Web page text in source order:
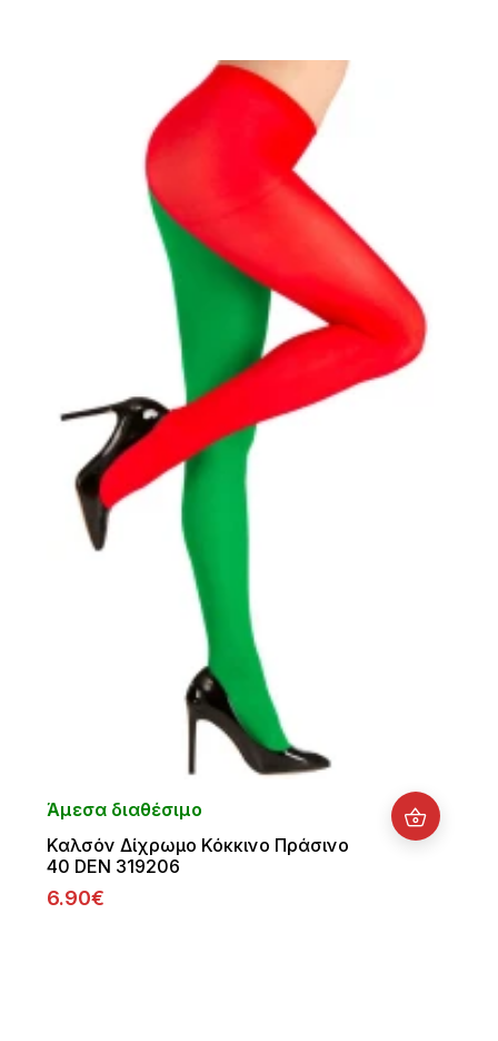
Άμεσα διαθέσιμο
Καλσόν Δίχρωμο Κόκκινο Πράσινο
40 DEN 319206
6.90€